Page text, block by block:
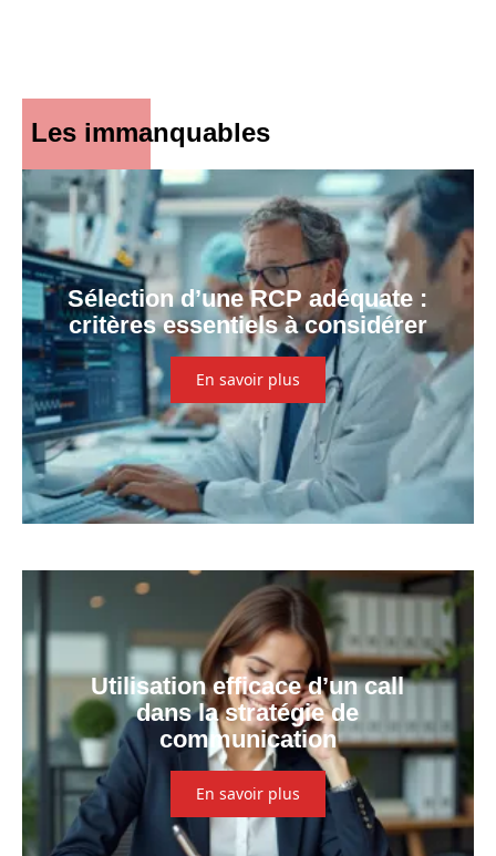
Les immanquables
Sélection d’une RCP adéquate :
critères essentiels à considérer
En savoir plus
Utilisation efficace d’un call
dans la stratégie de
communication
En savoir plus